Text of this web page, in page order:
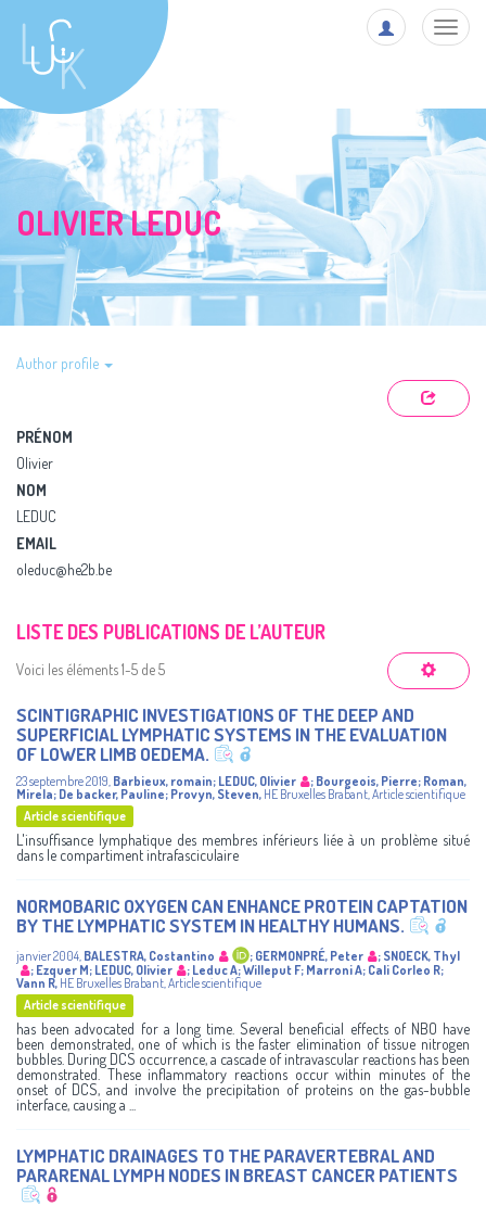
OLIVIER LEDUC
Author profile
PRÉNOM
Olivier
NOM
LEDUC
EMAIL
oleduc@he2b.be
LISTE DES PUBLICATIONS DE L’AUTEUR
Voici les éléments 1-5 de 5
SCINTIGRAPHIC INVESTIGATIONS OF THE DEEP AND
SUPERFICIAL LYMPHATIC SYSTEMS IN THE EVALUATION
OF LOWER LIMB OEDEMA.
23 septembre 2019, Barbieux, romain; LEDUC, Olivier ; Bourgeois, Pierre; Roman,
Mirela; De backer, Pauline; Provyn, Steven, HE Bruxelles Brabant,Article scientifique
Article scientifique
L'insuffisance lymphatique des membres inférieurs liée à un problème situé
dans le compartiment intrafasciculaire
NORMOBARIC OXYGEN CAN ENHANCE PROTEIN CAPTATION
BY THE LYMPHATIC SYSTEM IN HEALTHY HUMANS.
janvier 2004, BALESTRA, Costantino ; GERMONPRÉ, Peter ; SNOECK, Thyl
; Ezquer M; LEDUC, Olivier ; Leduc A;Willeput F; Marroni A; Cali Corleo R;
Vann R, HE Bruxelles Brabant,Article scientifique
Article scientifique
has been advocated for a long time. Several beneficial effects of NBO have
been demonstrated, one of which is the faster elimination of tissue nitrogen
bubbles. During DCS occurrence, a cascade of intravascular reactions has been
demonstrated. These inflammatory reactions occur within minutes of the
onset of DCS, and involve the precipitation of proteins on the gas-bubble
interface, causing a ...
LYMPHATIC DRAINAGES TO THE PARAVERTEBRAL AND
PARARENAL LYMPH NODES IN BREAST CANCER PATIENTS